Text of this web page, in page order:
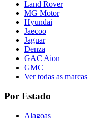
Land Rover
MG Motor
Hyundai
Jaecoo
Jaguar
Denza
GAC Aion
GMC
Ver todas as marcas
Por Estado
Alagoas